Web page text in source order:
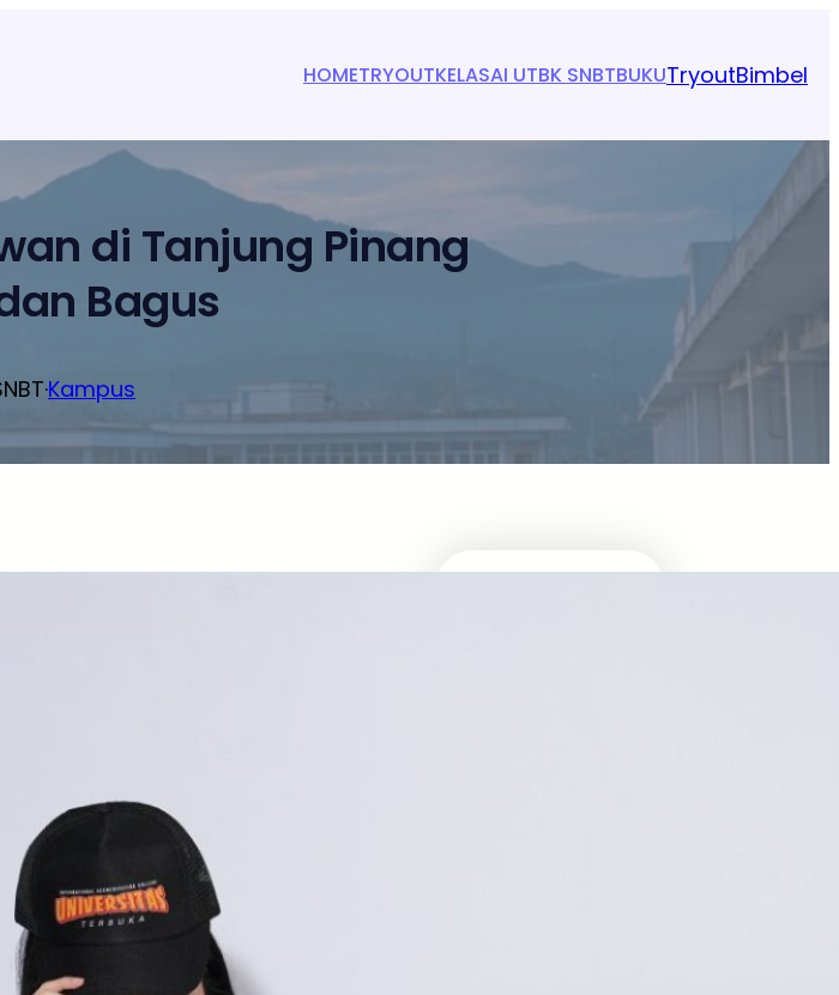
HOMETRYOUTKELASAI UTBK SNBTBUKUTryoutBimbel
di Tanjung Pinang
Bagus
·Kampus